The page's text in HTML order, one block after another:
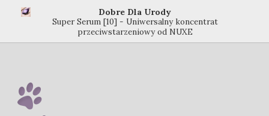
Dobre Dla Urody
Super Serum [10] - Uniwersalny koncentrat
przeciwstarzeniowy od NUXE